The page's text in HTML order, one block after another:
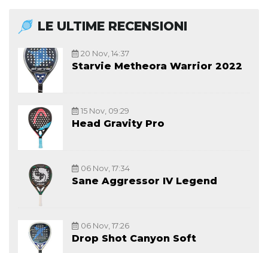
LE ULTIME RECENSIONI
20 Nov, 14:37
Starvie Metheora Warrior 2022
15 Nov, 09:29
Head Gravity Pro
06 Nov, 17:34
Sane Aggressor IV Legend
06 Nov, 17:26
Drop Shot Canyon Soft